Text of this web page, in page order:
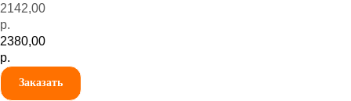
2142,00
р.
2380,00
р.
Заказать